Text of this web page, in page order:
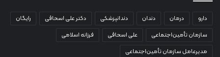
دارو درمان دندان دندانپزشکی دکتر علی اسحاقی
رایگان
سازمان تأمین‌اجتماعی
علی اسحاقی
فرزانه اسلامی
مدیرعامل سازمان تأمین‌اجتماعی